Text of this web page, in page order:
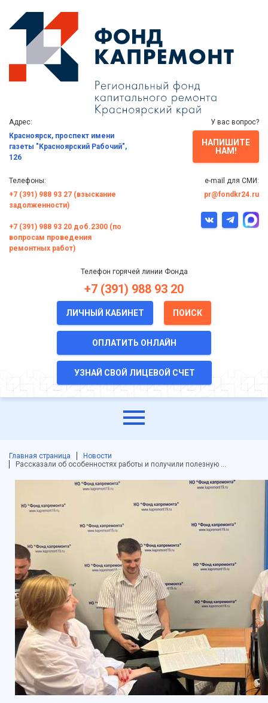
Адрес:
Красноярск, проспект имени
газеты "Красноярский Рабочий",
126
Телефоны:
+7 (391) 988 93 27 (взыскание
задолженности)
+7 (391) 988 93 20 доб.2300 (по
вопросам проведения
ремонтных работ)
У вас вопрос?
НАПИШИТЕ
НАМ!
e-mail для СМИ:
pr@fondkr24.ru
Телефон горячей линии Фонда
+7 (391) 988 93 20
ЛИЧНЫЙ КАБИНЕТ ПОИСК
ОПЛАТИТЬ ОНЛАЙН
УЗНАЙ СВОЙ ЛИЦЕВОЙ СЧЕТ
Главная страница
Новости
Рассказали об особенностях работы и получили полезную …